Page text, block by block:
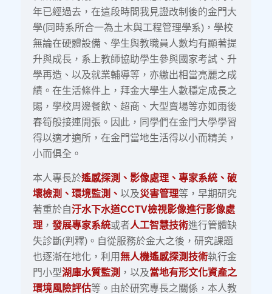
年已經過去，在這段時間我見證改制後的金門大
學(同時系所合一為土木與工程管理學系)，學校
無論在硬體設備、學生與教職員人數均有顯著提
升與成長，系上教師協助學生參與國家考試、升
學再造、以及就業輔導等，亦繳出相當亮麗之成
績。在生活條件上，拜金大學生人數穩定成長之
賜，學校周邊餐飲、超商、大型賣場等亦如雨後
春筍般接連開張。因此，同學們在金門大學學習
得以適才適所，在金門當地生活得以小而精美，
小而俱全。
本人專長於遙感探測、影像處理、專家系統、破
壞檢測、環境監測、 以及災害管理等，早期研究
著重於自汙水下水道CCTV檢視影像進行影像處
理， 發展專家系統或者人工智慧技術進行管體缺
失診斷(判釋)。自從服務於金大之後，研究課題
也逐漸在地化，利用無人機遙感探測技術執行金
門小型湖庫水質監測 ，以及當地有形文化資產之
環境風險評估等。由於研究專長之關係，本人教